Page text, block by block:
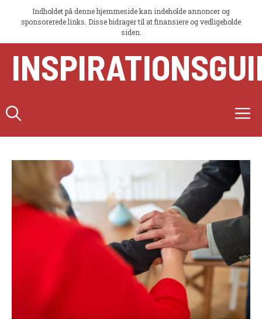
Indholdet på denne hjemmeside kan indeholde annoncer og
sponsorerede links. Disse bidrager til at finansiere og vedligeholde
siden.
indhold